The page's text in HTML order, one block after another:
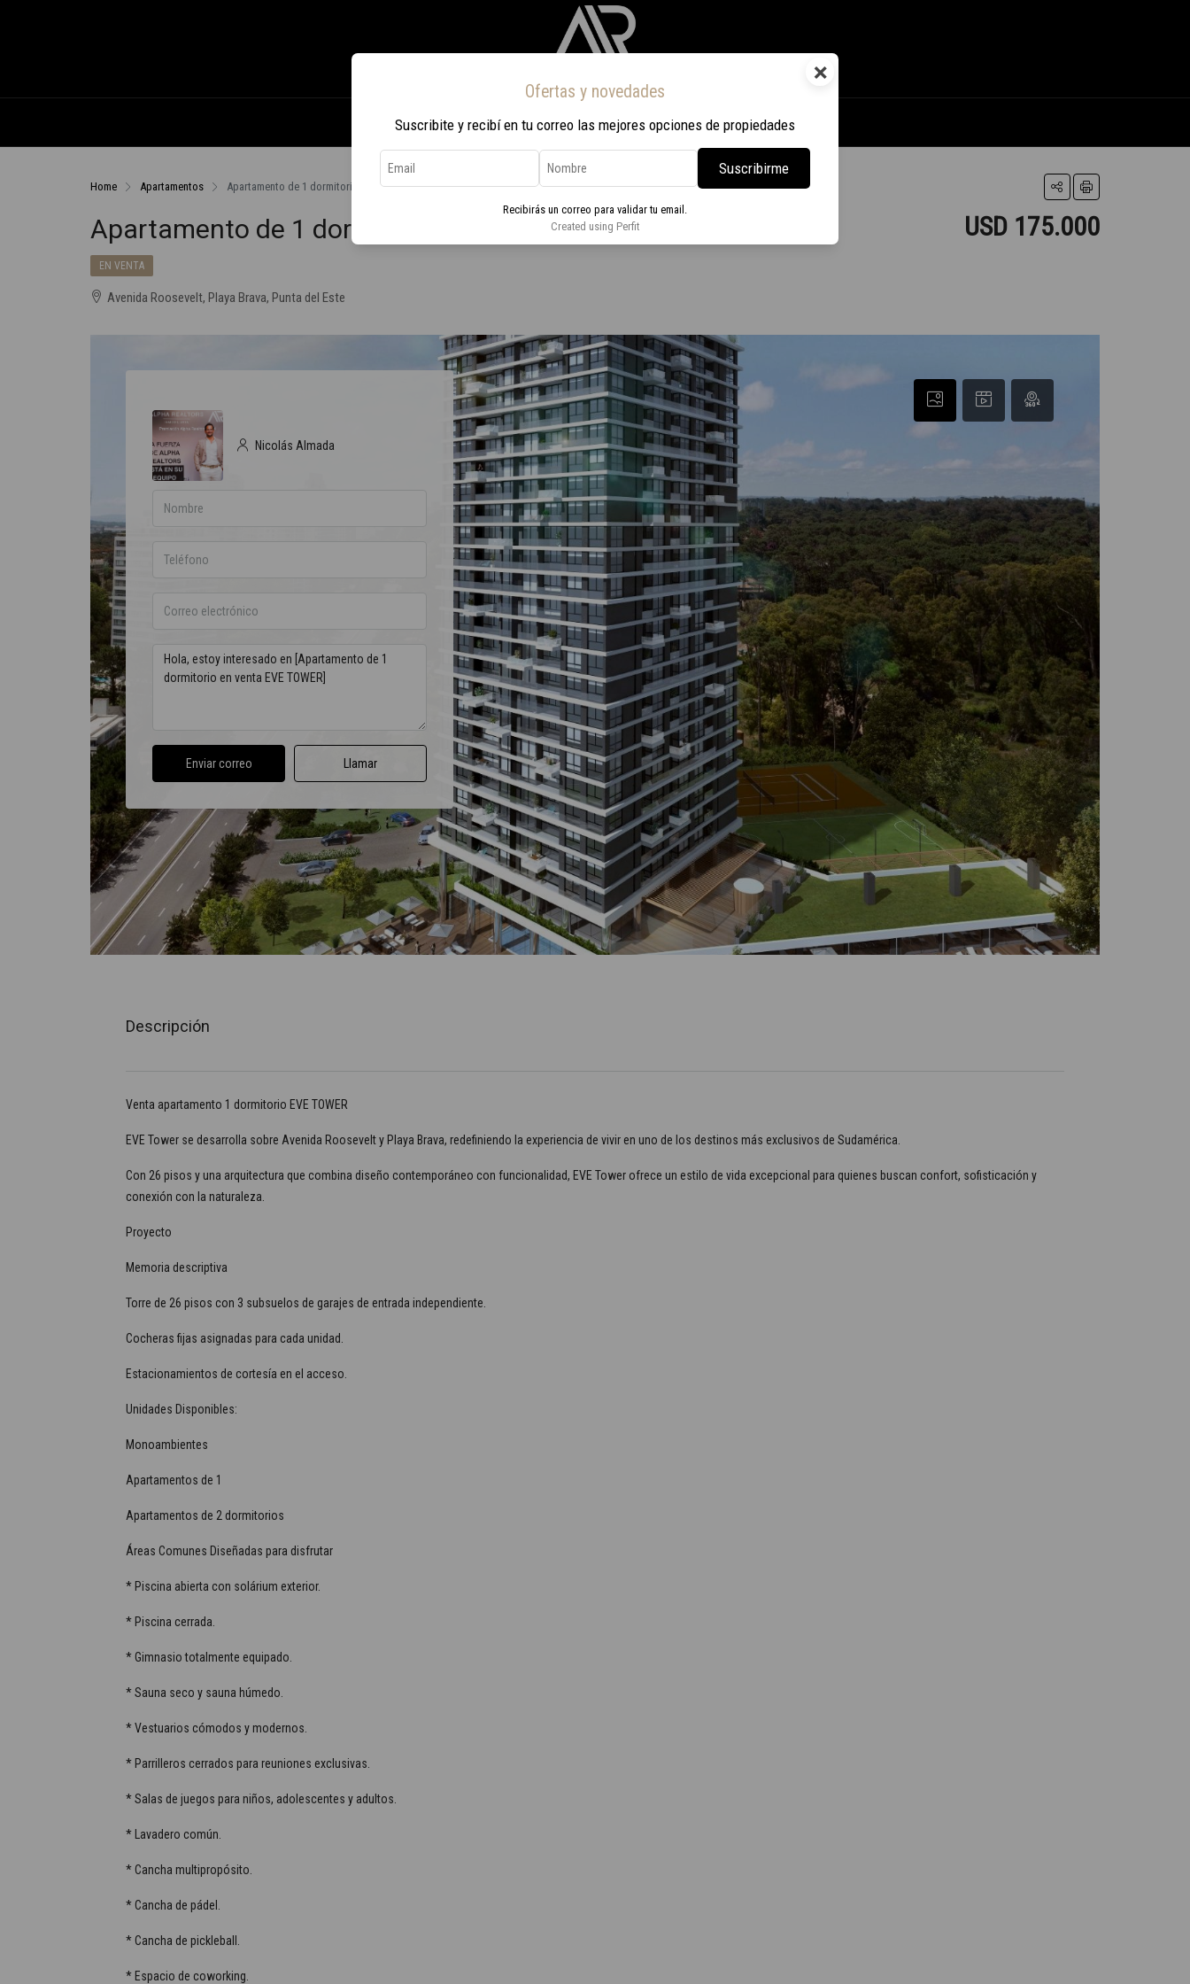
×
Ofertas y novedades
Suscribite y recibí en tu correo las mejores opciones de propiedades
Suscribirme
Recibirás un correo para validar tu email.
Created using Perfit
Inicio Propiedades Nosotros Contacto Viaje a Rio 2026
Home Apartamentos Apartamento de 1 dormitorio en venta EVE TOWER
Apartamento de 1 dormitorio en venta EVE TOWER USD 175.000
EN VENTA
Avenida Roosevelt, Playa Brava, Punta del Este
Nicolás Almada
Enviar correo Llamar
Descripción
Venta apartamento 1 dormitorio EVE TOWER
EVE Tower se desarrolla sobre Avenida Roosevelt y Playa Brava, redefiniendo la experiencia de vivir en uno de los destinos más exclusivos de Sudamérica.
Con 26 pisos y una arquitectura que combina diseño contemporáneo con funcionalidad, EVE Tower ofrece un estilo de vida excepcional para quienes buscan confort, sofisticación y
conexión con la naturaleza.
Proyecto
Memoria descriptiva
Torre de 26 pisos con 3 subsuelos de garajes de entrada independiente.
Cocheras fijas asignadas para cada unidad.
Estacionamientos de cortesía en el acceso.
Unidades Disponibles:
Monoambientes
Apartamentos de 1
Apartamentos de 2 dormitorios
Áreas Comunes Diseñadas para disfrutar
* Piscina abierta con solárium exterior.
* Piscina cerrada.
* Gimnasio totalmente equipado.
* Sauna seco y sauna húmedo.
* Vestuarios cómodos y modernos.
* Parrilleros cerrados para reuniones exclusivas.
* Salas de juegos para niños, adolescentes y adultos.
* Lavadero común.
* Cancha multipropósito.
* Cancha de pádel.
* Cancha de pickleball.
* Espacio de coworking.